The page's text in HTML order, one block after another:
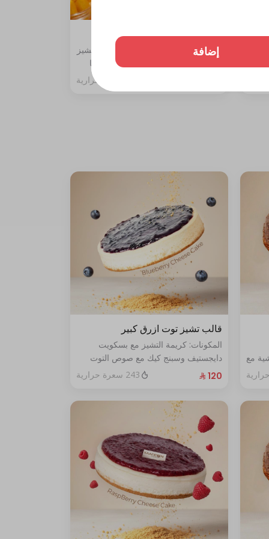
جلي
تشيز كيك مانجو قطعة
المكونات: طبقة بسكوت دايجستف والتشيز
مع سبونج الفانيليا مغطاة بصوص المنجا
مع
قالب تشيز توت ازرق كبير
المكونات: كريمة التشيز مع بسكويت
دايجستيف وسبنج كيك مع صوص التوت
الأزرق الطازج الحجم:كبير يكفي١٢شخص
243 سعرة حرارية
إضافة